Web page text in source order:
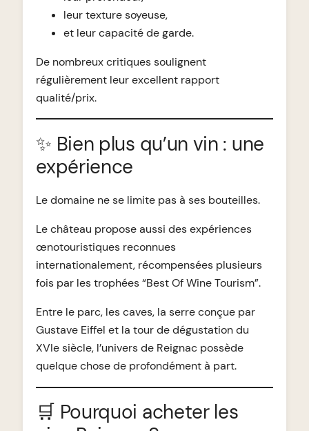
leur texture soyeuse,
et leur capacité de garde.
De nombreux critiques soulignent
régulièrement leur excellent rapport
qualité/prix.
✨ Bien plus qu’un vin : une
expérience
Le domaine ne se limite pas à ses bouteilles.
Le château propose aussi des expériences
œnotouristiques reconnues
internationalement, récompensées plusieurs
fois par les trophées “Best Of Wine Tourism”.
Entre le parc, les caves, la serre conçue par
Gustave Eiffel et la tour de dégustation du
XVIe siècle, l’univers de Reignac possède
quelque chose de profondément à part.
🛒 Pourquoi acheter les